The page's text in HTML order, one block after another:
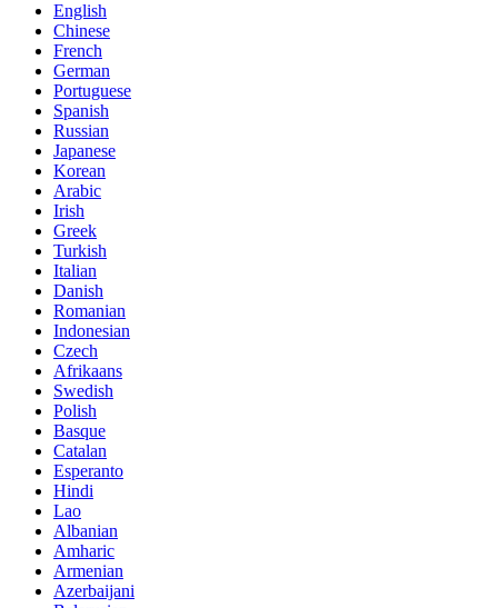
English
Chinese
French
German
Portuguese
Spanish
Russian
Japanese
Korean
Arabic
Irish
Greek
Turkish
Italian
Danish
Romanian
Indonesian
Czech
Afrikaans
Swedish
Polish
Basque
Catalan
Esperanto
Hindi
Lao
Albanian
Amharic
Armenian
Azerbaijani